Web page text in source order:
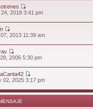
2018 3:41 pm
2013 11:39 am
2006 5:30 pm
02, 2025 3:17 pm